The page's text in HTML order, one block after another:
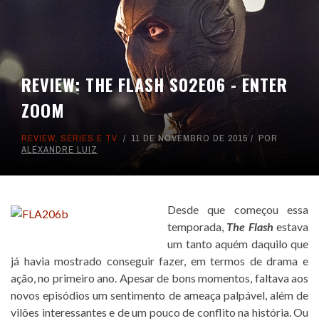
REVIEW: THE FLASH S02E06 - ENTER
ZOOM
REVIEW, SÉRIES E TV 11 DE NOVEMBRO DE 2015
POR
ALEXANDRE LUIZ
Desde que começou essa
temporada, The Flash estava
um tanto aquém daquilo que
já havia mostrado conseguir fazer, em termos de drama e
ação, no primeiro ano. Apesar de bons momentos, faltava aos
novos episódios um sentimento de ameaça palpável, além de
vilões interessantes e de um pouco de conflito na história. Ou